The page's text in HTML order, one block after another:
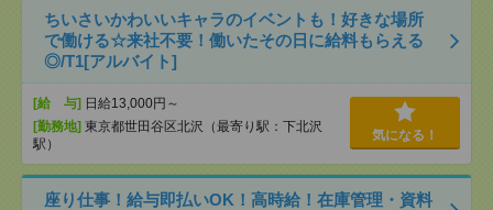
ちいさいかわいいキャラのイベントも！好きな場所
で働ける☆来社不要！働いたその日に給料もらえる
◎/T1[アルバイト]
[給 与] 日給13,000円～
[勤務地] 東京都世田谷区北沢（最寄り駅：下北沢
駅）
気になる！
座り仕事！給与即払いOK！高時給！在庫管理・資料